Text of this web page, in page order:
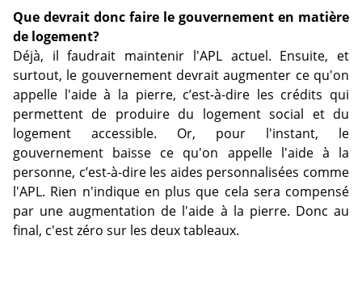
Que devrait donc faire le gouvernement en matière
de logement?
Déjà, il faudrait maintenir l'APL actuel. Ensuite, et
surtout, le gouvernement devrait augmenter ce qu'on
appelle l'aide à la pierre, c’est-à-dire les crédits qui
permettent de produire du logement social et du
logement accessible. Or, pour l'instant, le
gouvernement baisse ce qu'on appelle l'aide à la
personne, c’est-à-dire les aides personnalisées comme
l'APL. Rien n'indique en plus que cela sera compensé
par une augmentation de l'aide à la pierre. Donc au
final, c'est zéro sur les deux tableaux.